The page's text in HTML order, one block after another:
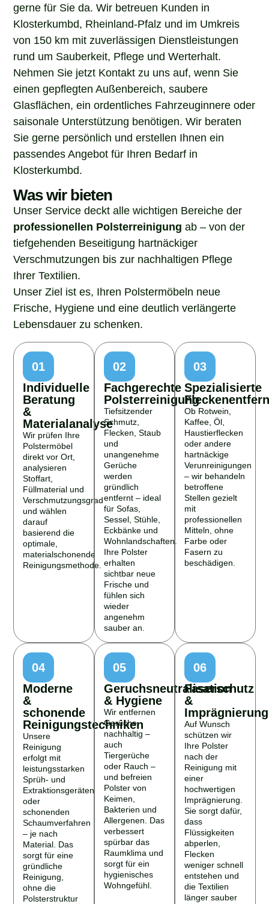
gerne für Sie da. Wir betreuen Kunden in
Klosterkumbd, Rheinland-Pfalz und im Umkreis
von 150 km mit zuverlässigen Dienstleistungen
rund um Sauberkeit, Pflege und Werterhalt.
Nehmen Sie jetzt Kontakt zu uns auf, wenn Sie
einen gepflegten Außenbereich, saubere
Glasflächen, ein ordentliches Fahrzeuginnere oder
saisonale Unterstützung benötigen. Wir beraten
Sie gerne persönlich und erstellen Ihnen ein
passendes Angebot für Ihren Bedarf in
Klosterkumbd.
Was wir bieten
Unser Service deckt alle wichtigen Bereiche der
professionellen Polsterreinigung ab – von der
tiefgehenden Beseitigung hartnäckiger
Verschmutzungen bis zur nachhaltigen Pflege
Ihrer Textilien.
Unser Ziel ist es, Ihren Polstermöbeln neue
Frische, Hygiene und eine deutlich verlängerte
Lebensdauer zu schenken.
01
Individuelle
Beratung
&
Materialanalyse
Wir prüfen Ihre
Polstermöbel
direkt vor Ort,
analysieren
Stoffart,
Füllmaterial und
Verschmutzungsgrad
und wählen
darauf
basierend die
optimale,
materialschonende
Reinigungsmethode.
02
Fachgerechte
Polsterreinigung
Tiefsitzender
Schmutz,
Flecken, Staub
und
unangenehme
Gerüche
werden
gründlich
entfernt – ideal
für Sofas,
Sessel, Stühle,
Eckbänke und
Wohnlandschaften.
Ihre Polster
erhalten
sichtbar neue
Frische und
fühlen sich
wieder
angenehm
sauber an.
03
Spezialisierte
Ob Rotwein,
Kaffee, Öl,
Haustierflecken
oder andere
hartnäckige
Verunreinigungen
– wir behandeln
betroffene
Stellen gezielt
mit
professionellen
Mitteln, ohne
Farbe oder
Fasern zu
beschädigen.
04
Moderne
&
schonende
Reinigungstechniken
Unsere
Reinigung
erfolgt mit
leistungsstarken
Sprüh- und
Extraktionsgeräten
oder
schonenden
Schaumverfahren
– je nach
Material. Das
sorgt für eine
gründliche
Reinigung,
ohne die
Polsterstruktur
05
Geruchsneutralisation
& Hygiene
Wir entfernen
Gerüche
nachhaltig –
auch
Tiergerüche
oder Rauch –
und befreien
Polster von
Keimen,
Bakterien und
Allergenen. Das
verbessert
spürbar das
Raumklima und
sorgt für ein
hygienisches
Wohngefühl.
06
Faserschutz
&
Imprägnierung
Auf Wunsch
schützen wir
Ihre Polster
nach der
Reinigung mit
einer
hochwertigen
Imprägnierung.
Sie sorgt dafür,
dass
Flüssigkeiten
abperlen,
Flecken
weniger schnell
entstehen und
die Textilien
länger sauber